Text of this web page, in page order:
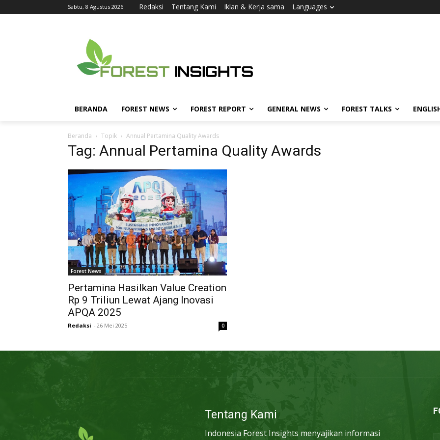
Sabtu, 8 Agustus 2026 Redaksi Tentang Kami Iklan & Kerja sama Languages
BERANDA FOREST NEWS FOREST REPORT GENERAL NEWS FOREST TALKS
Beranda Topik Annual Pertamina Quality Awards
Tag: Annual Pertamina Quality Awards
Forest News
Pertamina Hasilkan Value Creation
Rp 9 Triliun Lewat Ajang Inovasi
APQA 2025
Redaksi - 26 Mei 2025 0
Tentang Kami
Indonesia Forest Insights menyajikan informasi